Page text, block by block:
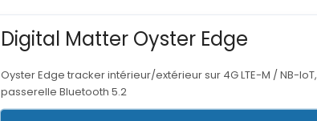
Digital Matter Oyster Edge
Oyster Edge tracker intérieur/extérieur sur 4G LTE-M / NB-IoT,
passerelle Bluetooth 5.2